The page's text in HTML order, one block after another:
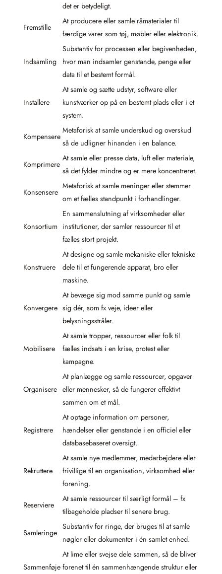
det er betydeligt.
Fremstille
At producere eller samle råmaterialer til
færdige varer som tøj, møbler eller elektronik.
Indsamling
Substantiv for processen eller begivenheden,
hvor man indsamler genstande, penge eller
data til et bestemt formål.
Installere
At samle og sætte udstyr, software eller
kunstværker op på en bestemt plads eller i et
system.
Kompensere
Metaforisk at samle underskud og overskud
så de udligner hinanden i en balance.
Komprimere
At samle eller presse data, luft eller materiale,
så det fylder mindre og er mere koncentreret.
Konsensere
Metaforisk at samle meninger eller stemmer
om et fælles standpunkt i forhandlinger.
Konsortium
En sammenslutning af virksomheder eller
institutioner, der samler ressourcer til et
fælles stort projekt.
Konstruere
At designe og samle mekaniske eller tekniske
dele til et fungerende apparat, bro eller
maskine.
Konvergere
At bevæge sig mod samme punkt og samle
sig dér, som fx veje, ideer eller
belysningsstråler.
Mobilisere
At samle tropper, ressourcer eller folk til
fælles indsats i en krise, protest eller
kampagne.
Organisere
At planlægge og samle ressourcer, opgaver
eller mennesker, så de fungerer effektivt
sammen om et mål.
Registrere
At optage information om personer,
hændelser eller genstande i en officiel eller
databasebaseret oversigt.
Rekruttere
At samle nye medlemmer, medarbejdere eller
frivillige til en organisation, virksomhed eller
forening.
Reserviere
At samle ressourcer til særligt formål – fx
tilbageholde pladser til senere brug.
Samleringe
Substantiv for ringe, der bruges til at samle
nøgler eller dokumenter i én samlet enhed.
Sammenføje
At lime eller svejse dele sammen, så de bliver
forenet til én sammenhængende struktur eller